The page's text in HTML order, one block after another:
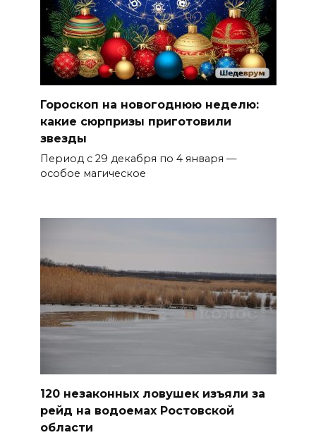
Гороскоп на новогоднюю неделю:
какие сюрпризы приготовили
звезды
Период с 29 декабря по 4 января —
особое магическое
120 незаконных ловушек изъяли за
рейд на водоемах Ростовской
области